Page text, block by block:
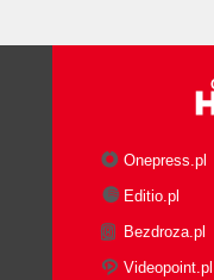
Onepress.pl
Editio.pl
Bezdroza.pl
Videopoint.pl